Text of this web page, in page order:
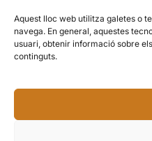
Aquest lloc web utilitza galetes o
navega. En general, aquestes
usuari, obtenir informació sobre
continguts.